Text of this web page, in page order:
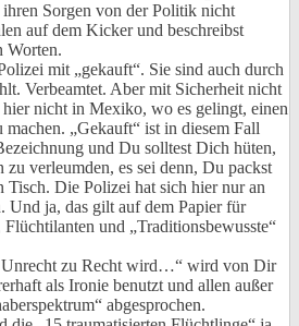
Sorgen von der Politik nicht
auf dem Kicker und beschreibst
Worten.
mit „gekauft“. Sie sind auch durch
Verbeamtet. Aber mit Sicherheit nicht
nicht in Mexiko, wo es gelingt, einen
„Gekauft“ ist in diesem Fall
und Du solltest Dich hüten,
zu verleumden, es sei denn, Du packst
Tisch. Die Polizei hat sich hier nur an
Und ja, das gilt auf dem Papier für
und „Traditionsbewusste“
Unrecht zu Recht wird…“ wird von Dir
als Ironie benutzt und allen außer
abgesprochen.